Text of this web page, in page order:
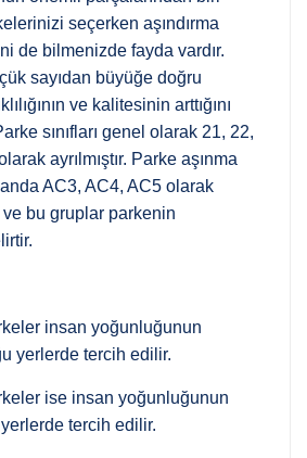
seçerken aşındırma
de bilmenizde fayda vardır.
sayıdan büyüğe doğru
ve kalitesinin arttığını
sınıfları genel olarak 21, 22,
ayrılmıştır. Parke aşınma
AC3, AC4, AC5 olarak
ve bu gruplar parkenin
insan yoğunluğunun
yerlerde tercih edilir.
ise insan yoğunluğunun
tercih edilir.